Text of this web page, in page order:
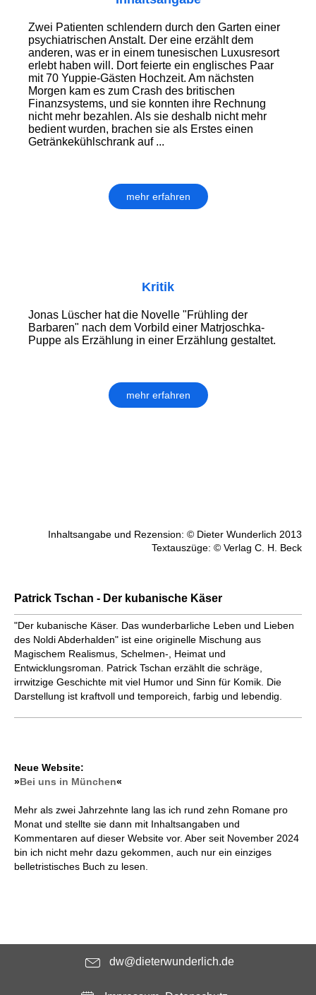
Zwei Patienten schlendern durch den Garten einer
psychiatrischen Anstalt. Der eine erzählt dem
anderen, was er in einem tunesischen Luxusresort
erlebt haben will. Dort feierte ein englisches Paar
mit 70 Yuppie-Gästen Hochzeit. Am nächsten
Morgen kam es zum Crash des britischen
Finanzsystems, und sie konnten ihre Rechnung
nicht mehr bezahlen. Als sie deshalb nicht mehr
bedient wurden, brachen sie als Erstes einen
Getränkekühlschrank auf ...
mehr erfahren
Kritik
Jonas Lüscher hat die Novelle "Frühling der
Barbaren" nach dem Vorbild einer Matrjoschka-
Puppe als Erzählung in einer Erzählung gestaltet.
mehr erfahren
Inhaltsangabe und Rezension: © Dieter Wunderlich 2013
Textauszüge: © Verlag C. H. Beck
Patrick Tschan - Der kubanische Käser
"Der kubanische Käser. Das wunderbarliche Leben und Lieben
des Noldi Abderhalden" ist eine originelle Mischung aus
Magischem Realismus, Schelmen-, Heimat und
Entwicklungsroman. Patrick Tschan erzählt die schräge,
irrwitzige Geschichte mit viel Humor und Sinn für Komik. Die
Darstellung ist kraftvoll und temporeich, farbig und lebendig.
Neue Website:
»Bei uns in München«
Mehr als zwei Jahrzehnte lang las ich rund zehn Romane pro
Monat und stellte sie dann mit Inhaltsangaben und
Kommentaren auf dieser Website vor. Aber seit November 2024
bin ich nicht mehr dazu gekommen, auch nur ein einziges
belletristisches Buch zu lesen.
dw@dieterwunderlich.de